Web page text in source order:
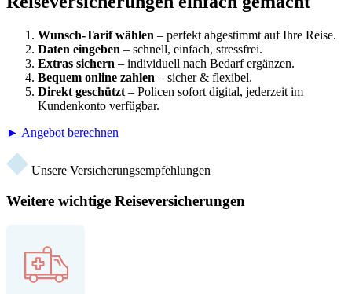
Wunsch-Tarif wählen – perfekt abgestimmt auf Ihre Reise.
Daten eingeben – schnell, einfach, stressfrei.
Extras sichern – individuell nach Bedarf ergänzen.
Bequem online zahlen – sicher & flexibel.
Direkt geschützt – Policen sofort digital, jederzeit im
Kundenkonto verfügbar.
► Angebot berechnen
Unsere Versicherungsempfehlungen
Weitere wichtige Reiseversicherungen